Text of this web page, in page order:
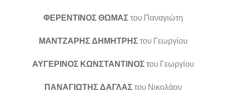
ΦΕΡΕΝΤΙΝΟΣ ΘΩΜΑΣ του Παναγιώτη
ΜΑΝΤΖΑΡΗΣ ΔΗΜΗΤΡΗΣ του Γεωργίου
ΑΥΓΕΡΙΝΟΣ ΚΩΝΣΤΑΝΤΙΝΟΣ του Γεωργίου
ΠΑΝΑΓΙΩΤΗΣ ΔΑΓΛΑΣ του Νικολάου